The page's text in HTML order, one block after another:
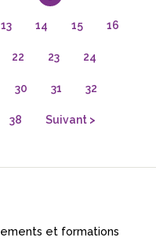
13 14 15 16
22 23 24
30 31 32
38 Suivant >
et formations